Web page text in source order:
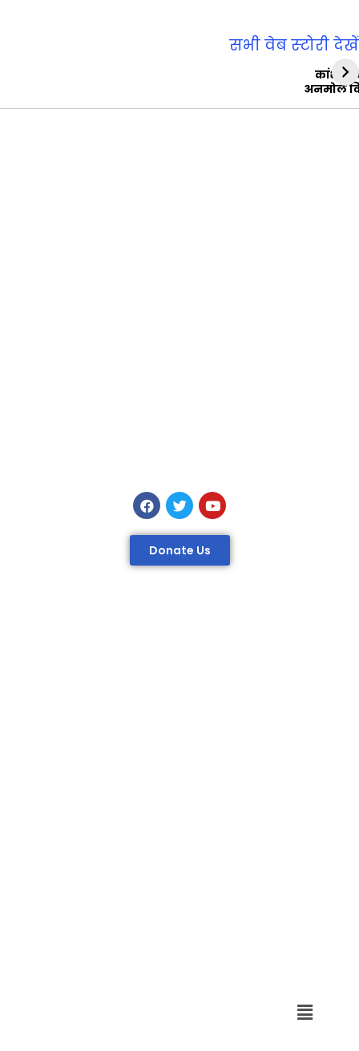
अनमोल
सभी वेब स्‍टोरी देखें
Donate Us